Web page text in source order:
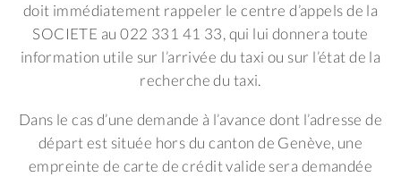
doit immédiatement rappeler le centre d’appels de la
SOCIETE au 022 331 41 33, qui lui donnera toute
information utile sur l’arrivée du taxi ou sur l’état de la
recherche du taxi.
Dans le cas d’une demande à l’avance dont l’adresse de
départ est située hors du canton de Genève, une
empreinte de carte de crédit valide sera demandée